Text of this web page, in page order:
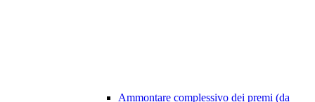
Ammontare complessivo dei premi (da